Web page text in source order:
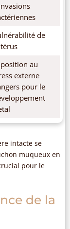
de
au
externe
pour le
intacte se
muqueux en
pour le
de la